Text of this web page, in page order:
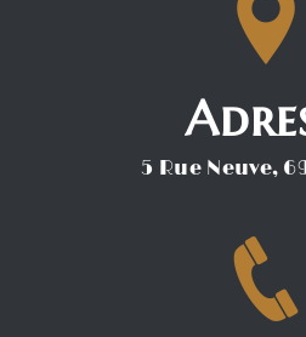
5 Rue Neuve,